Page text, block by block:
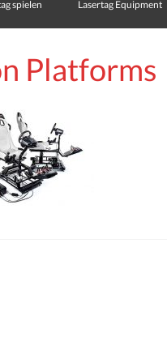
spielen Lasertag Equipment
Platforms